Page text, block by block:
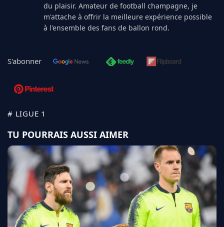
du plaisir. Amateur de football champagne, je
m'attache à offrir la meilleure expérience possible
à l'ensemble des fans de ballon rond.
S'abonner
# LIGUE 1
TU POURRAIS AUSSI AIMER